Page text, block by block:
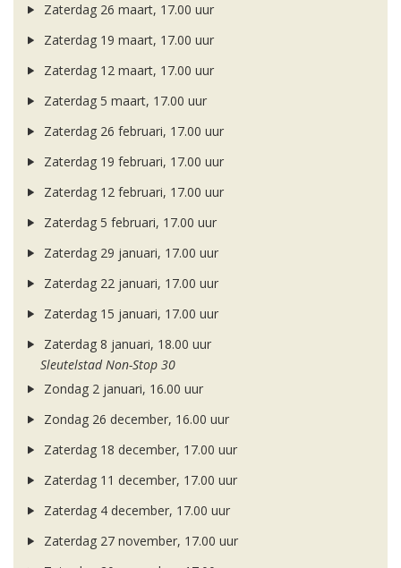
Zaterdag 26 maart, 17.00 uur
Zaterdag 19 maart, 17.00 uur
Zaterdag 12 maart, 17.00 uur
Zaterdag 5 maart, 17.00 uur
Zaterdag 26 februari, 17.00 uur
Zaterdag 19 februari, 17.00 uur
Zaterdag 12 februari, 17.00 uur
Zaterdag 5 februari, 17.00 uur
Zaterdag 29 januari, 17.00 uur
Zaterdag 22 januari, 17.00 uur
Zaterdag 15 januari, 17.00 uur
Zaterdag 8 januari, 18.00 uur
Sleutelstad Non-Stop 30
Zondag 2 januari, 16.00 uur
Zondag 26 december, 16.00 uur
Zaterdag 18 december, 17.00 uur
Zaterdag 11 december, 17.00 uur
Zaterdag 4 december, 17.00 uur
Zaterdag 27 november, 17.00 uur